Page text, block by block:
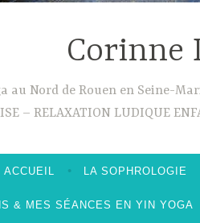
Corinne
au Nord de Rouen en Seine-
– RELAXATION LUDIQUE
ACCUEIL LA SOPHROLOGIE
& MES SÉANCES EN YIN YOGA